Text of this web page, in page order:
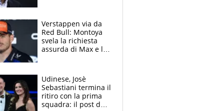
azzurri
Verstappen via da
Red Bull: Montoya
svela la richiesta
assurda di Max e lo
McLaren siano
meglio?”
Udinese, Josè
Sebastiani termina il
ritiro con la prima
squadra: il post del